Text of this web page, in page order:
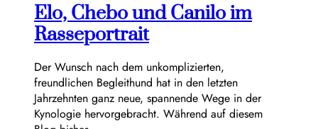
Elo, Chebo und Canilo im
Rasseportrait
Der Wunsch nach dem unkomplizierten,
freundlichen Begleithund hat in den letzten
Jahrzehnten ganz neue, spannende Wege in der
Kynologie hervorgebracht. Während auf diesem